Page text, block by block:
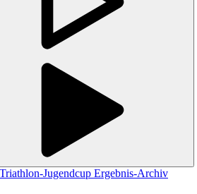
Triathlon-Jugendcup Ergebnis-Archiv